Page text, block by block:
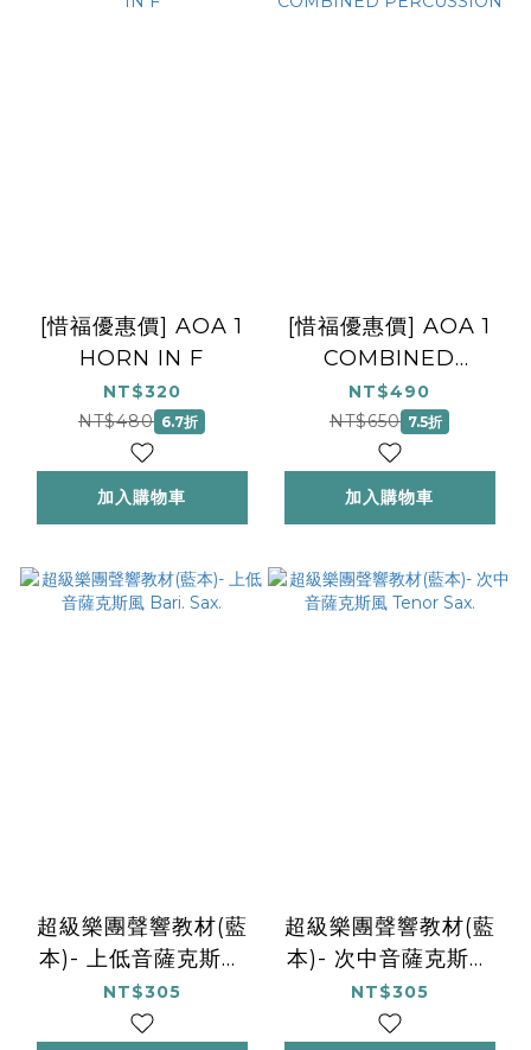
[惜福優惠價] AOA 1
HORN IN F
NT$320
NT$480 6.7折
加入購物車
[惜福優惠價] AOA 1
COMBINED
PERCUSSION
NT$490
NT$650 7.5折
加入購物車
超級樂團聲響教材(藍
本)- 上低音薩克斯風
Bari. Sax.
NT$305
超級樂團聲響教材(藍
本)- 次中音薩克斯風
Tenor Sax.
NT$305